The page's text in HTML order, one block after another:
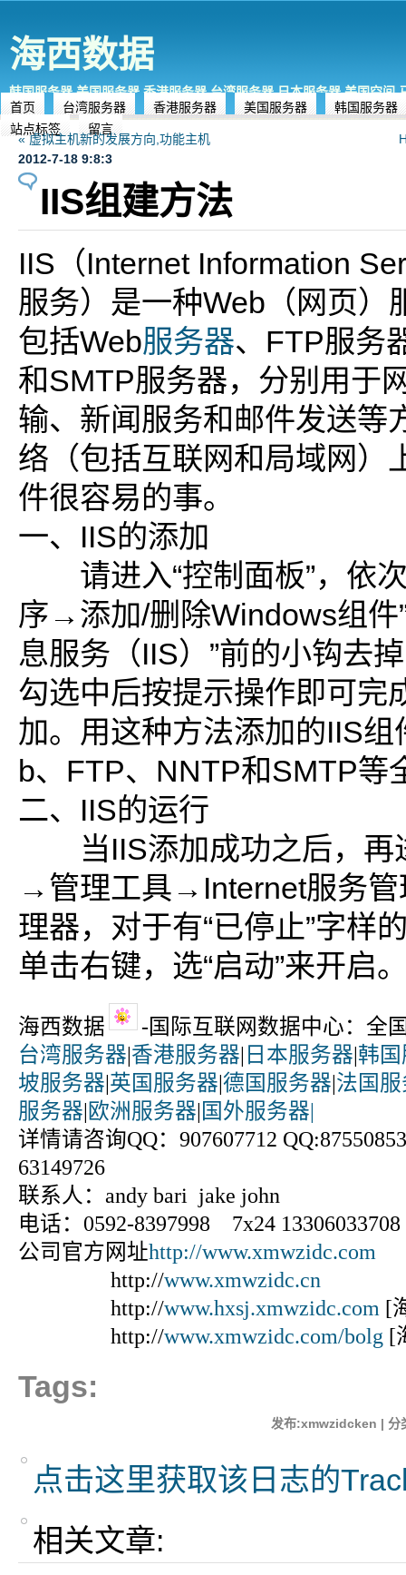
海西数据
韩国服务器,美国服务器,香港服务器,台湾服务器,日本服务器,美国空间
首页
台湾服务器 香港服务器 美国服务器
韩国服务器
站点标签
留言
« 虚拟主机新的发展方向,功能主机
2012-7-18 9:8:3
IIS组建方法
IIS（Internet Information
服务）是一种Web（网页）
包括Web服务器、FTP服务
和SMTP服务器，分别用于
输、新闻服务和邮件发送等
络（包括互联网和局域网）
件很容易的事。
一、IIS的添加
请进入“控制面板”，依次
序→添加/删除Windows组件
息服务（IIS）”前的小钩去
勾选中后按提示操作即可完
加。用这种方法添加的IIS组
b、FTP、NNTP和SMTP等
二、IIS的运行
当IIS添加成功之后，再
→管理工具→Internet服务管
理器，对于有“已停止”字样
单击右键，选“启动”来开启
海西数据
-国际互联网数据中心：全
台湾服务器|香港服务器| 日本服务器|韩
坡服务器|英国服务器|德国服务器|法国
服务器|欧洲服务器|国外服务器|
详情请咨询QQ：907607712
63149726
联系人：andy bari jake john
电话：0592-8397998 7x24 13306033708
公司官方网址http://www.xmwzidc.com
http://www.xmwzidc.cn
http://www.hxsj.xmwzidc.com [
http://www.xmwzidc.com/bolg [
Tags:
发布:xmwzidcken | 分
点击这里获取该日志的
相关文章: